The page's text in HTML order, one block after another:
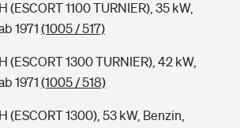
(ESCORT 1100 TURNIER), 35 kW,
1971 (1005 / 517)
(ESCORT 1300 TURNIER), 42 kW,
1971 (1005 / 518)
(ESCORT 1300), 53 kW, Benzin,